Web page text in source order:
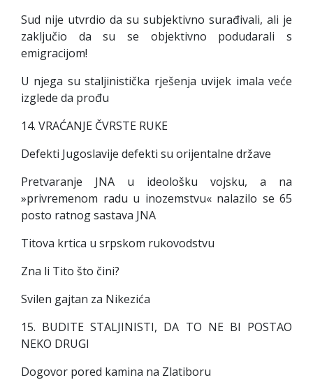
Sud nije utvrdio da su subjektivno surađivali, ali je
zaključio da su se objektivno podudarali s
emigracijom!
U njega su staljinistička rješenja uvijek imala veće
izglede da prođu
14. VRAĆANJE ČVRSTE RUKE
Defekti Jugoslavije defekti su orijentalne države
Pretvaranje JNA u ideološku vojsku, a na
»privremenom radu u inozemstvu« nalazilo se 65
posto ratnog sastava JNA
Titova krtica u srpskom rukovodstvu
Zna li Tito što čini?
Svilen gajtan za Nikezića
15. BUDITE STALJINISTI, DA TO NE BI POSTAO
NEKO DRUGI
Dogovor pored kamina na Zlatiboru